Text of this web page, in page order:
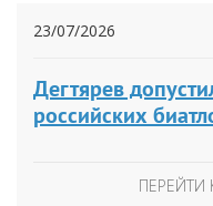
23/07/2026
Дегтярев
российских
ПЕРЕЙТИ